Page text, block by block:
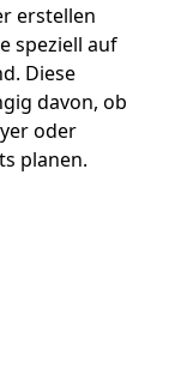
erstellen
speziell auf
Diese
davon, ob
oder
planen.